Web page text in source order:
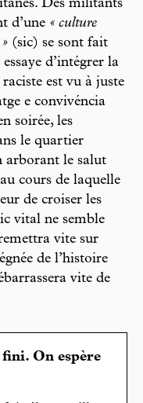
Des militants
d’une « culture
(sic) se sont fait
d’intégrer la
est vu à juste
e convivéncia
soirée, les
le quartier
arborant le salut
cours de laquelle
de croiser les
vital ne semble
vite sur
de l’histoire
vite de
On espère